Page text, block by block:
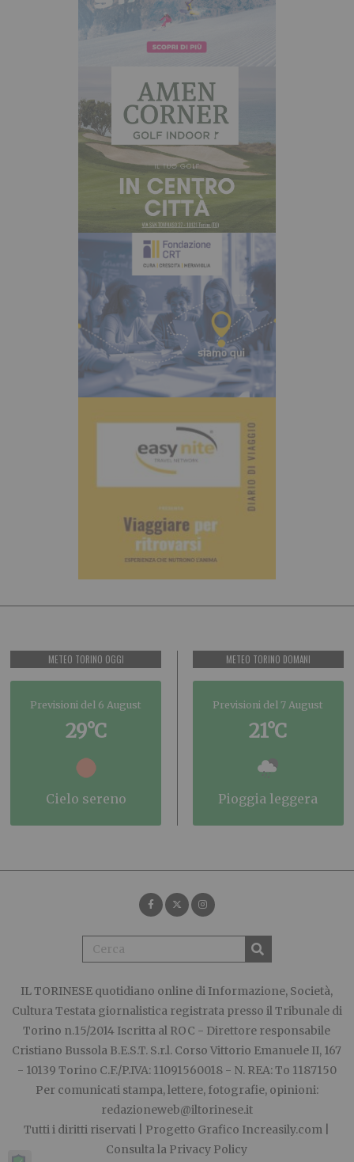
METEO TORINO OGGI
Previsioni del 6 August
29°C
cielo sereno
METEO TORINO DOMANI
Previsioni del 7 August
21°C
pioggia leggera
IL TORINESE quotidiano online di Informazione, Società,
Cultura Testata giornalistica registrata presso il Tribunale di
Torino n.15/2014 Iscritta al ROC - Direttore responsabile
Cristiano Bussola B.E.S.T. S.r.l. Corso Vittorio Emanuele II, 167
- 10139 Torino C.F./P.IVA: 11091560018 - N. REA: To 1187150
Per comunicati stampa, lettere, fotografie, opinioni:
redazioneweb@iltorinese.it
Tutti i diritti riservati | Progetto Grafico Increasily.com
Consulta la Privacy Policy